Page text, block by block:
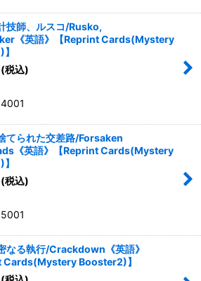
技師、ルスコ/Rusko,
《英語》【Reprint Cards(Mystery
(税込)
てられた交差路/Forsaken
《英語》【Reprint Cards(Mystery
(税込)
なる執行/Crackdown《英語》
Cards(Mystery Booster2)】